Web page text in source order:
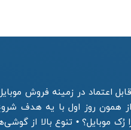
اعتماد در زمینه فروش
همون روز اول با یه هدف
موبایل؟ • تنوع بالا از